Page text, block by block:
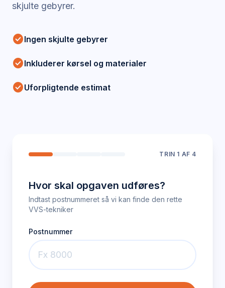
skjulte gebyrer.
check_circleIngen skjulte gebyrer
check_circleInkluderer kørsel og materialer
check_circleUforpligtende estimat
TRIN 1 AF 4
Hvor skal opgaven udføres?
Indtast postnummeret så vi kan finde den rette
VVS-tekniker
Postnummer